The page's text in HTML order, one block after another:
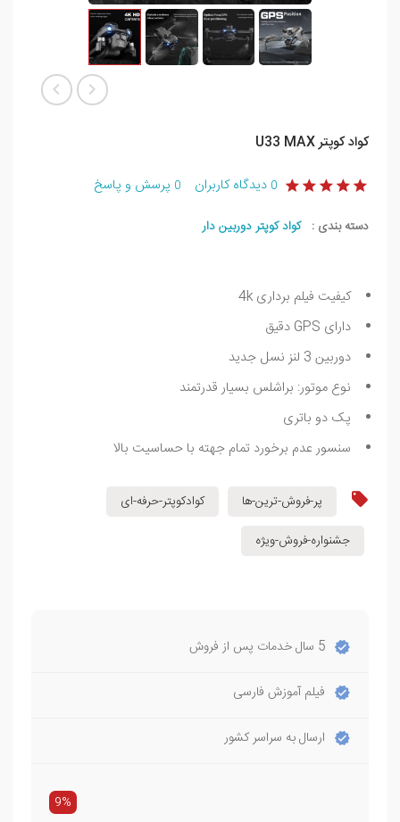
کواد کوپتر U33 MAX
0 دیدگاه کاربران 0 پرسش و پاسخ
دسته بندی : کواد کوپتر دوربین دار
کیفیت فیلم برداری 4k
دارای GPS دقیق
دوربین 3 لنز نسل جدید
نوع موتور: براشلس بسیار قدرتمند
پک دو باتری
سنسور عدم برخورد تمام جهته با حساسیت بالا
پر-فروش-ترین-ها
کوادکوپتر-حرفه-ای
جشنواره-فروش-ویژه
5 سال خدمات پس از فروش
فیلم آموزش فارسی
ارسال به سراسر کشور
9%